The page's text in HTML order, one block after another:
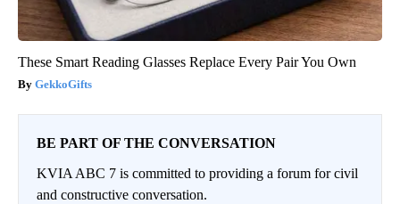
These Smart Reading Glasses Replace Every Pair You Own
GekkoGifts
BE PART OF THE CONVERSATION
KVIA ABC 7 is committed to providing a forum for civil
and constructive conversation.